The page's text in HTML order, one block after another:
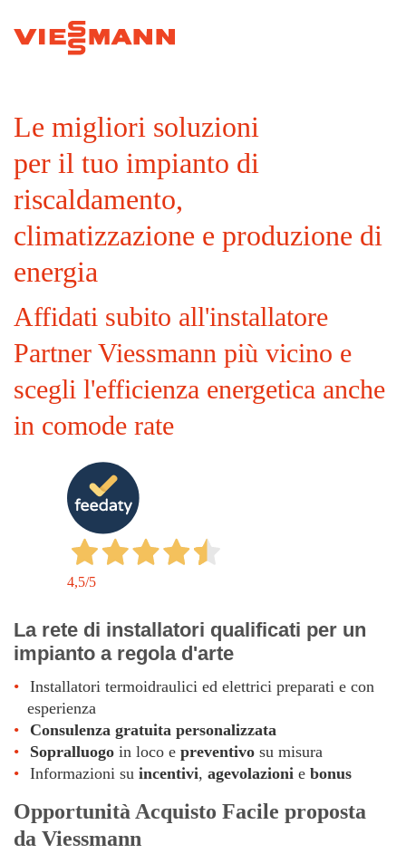
Le migliori soluzioni
per il tuo impianto di
riscaldamento,
climatizzazione e produzione di
energia
Affidati subito all'installatore
Partner Viessmann più vicino e
scegli l'efficienza energetica anche
in comode rate
4,5/5
La rete di installatori qualificati per un
impianto a regola d'arte
Installatori termoidraulici ed elettrici preparati e con
esperienza
Consulenza gratuita personalizzata
Sopralluogo in loco e preventivo su misura
Informazioni su incentivi, agevolazioni e bonus
Opportunità Acquisto Facile proposta
da Viessmann